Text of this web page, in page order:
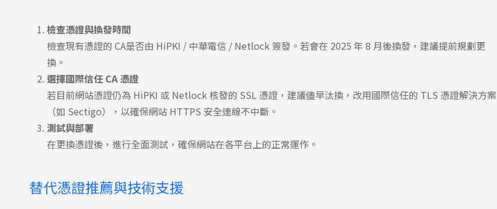
檢查憑證與換發時間
檢查現有憑證的 CA是否由 HiPKI / 中華電信 / Netlock 簽發。若會在 2025 年 8 月後換發，建議提前規劃更
換。
選擇國際信任 CA 憑證
若目前網站憑證仍為 HiPKI 或 Netlock 核發的 SSL 憑證，建議儘早汰換，改用國際信任的 TLS 憑證解決方案
（如 Sectigo），以確保網站 HTTPS 安全連線不中斷。
測試與部署
在更換憑證後，進行全面測試，確保網站在各平台上的正常運作。
替代憑證推薦與技術支援